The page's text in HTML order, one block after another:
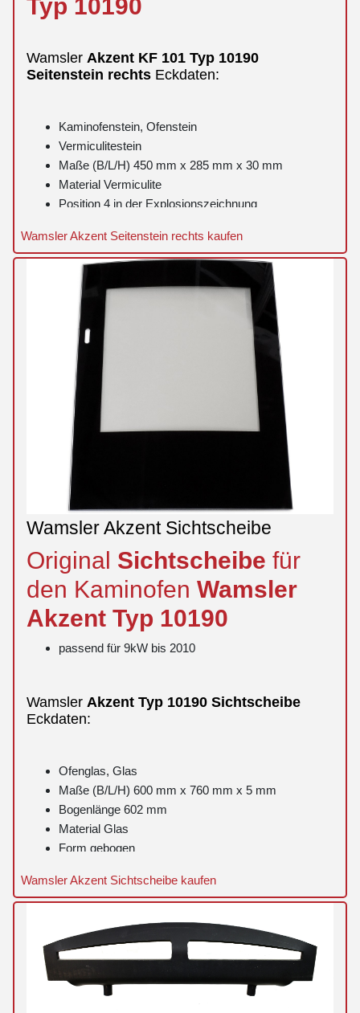
Typ 10190
Wamsler Akzent KF 101 Typ 10190
Seitenstein rechts Eckdaten:
Kaminofenstein, Ofenstein
Vermiculitestein
Maße (B/L/H) 450 mm x 285 mm x 30 mm
Material Vermiculite
Position 4 in der Explosionszeichnung
Wamsler Akzent Seitenstein rechts kaufen
Wamsler Akzent Sichtscheibe
Original Sichtscheibe für
den Kaminofen Wamsler
Akzent Typ 10190
passend für 9kW bis 2010
Wamsler Akzent Typ 10190 Sichtscheibe
Eckdaten:
Ofenglas, Glas
Maße (B/L/H) 600 mm x 760 mm x 5 mm
Bogenlänge 602 mm
Material Glas
Form gebogen
mit schwarz bedrucktem Rand
mit Aussparung
leicht gebogen
Wamsler Akzent Sichtscheibe kaufen